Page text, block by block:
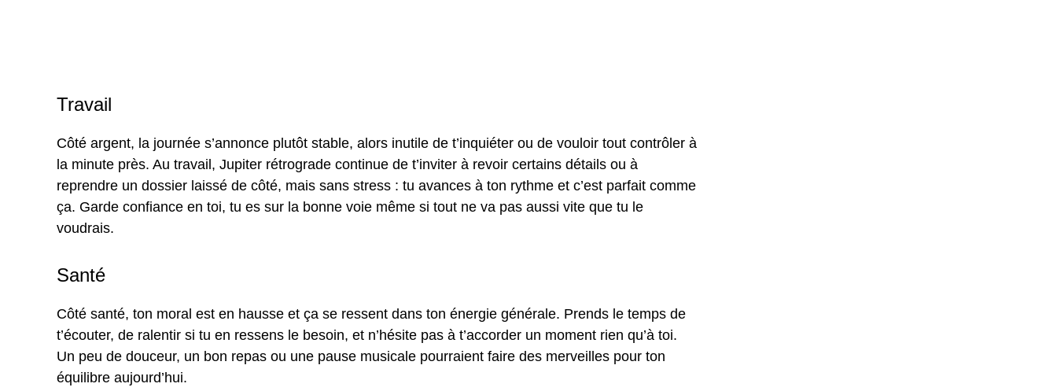
Travail
Côté argent, la journée s’annonce plutôt stable, alors inutile de t’inquiéter ou de vouloir tout contrôler à
la minute près. Au travail, Jupiter rétrograde continue de t’inviter à revoir certains détails ou à
reprendre un dossier laissé de côté, mais sans stress : tu avances à ton rythme et c’est parfait comme
ça. Garde confiance en toi, tu es sur la bonne voie même si tout ne va pas aussi vite que tu le
voudrais.
Santé
Côté santé, ton moral est en hausse et ça se ressent dans ton énergie générale. Prends le temps de
t’écouter, de ralentir si tu en ressens le besoin, et n’hésite pas à t’accorder un moment rien qu’à toi.
Un peu de douceur, un bon repas ou une pause musicale pourraient faire des merveilles pour ton
équilibre aujourd’hui.